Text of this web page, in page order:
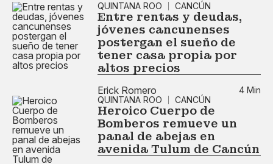
QUINTANA ROO CANCÚN
Entre rentas y deudas,
jóvenes cancunenses
postergan el sueño de
tener casa propia por
altos precios
Erick Romero
4 Min
QUINTANA ROO
CANCÚN
Heroico Cuerpo de
Bomberos remueve un
panal de abejas en
avenida Tulum de Cancún